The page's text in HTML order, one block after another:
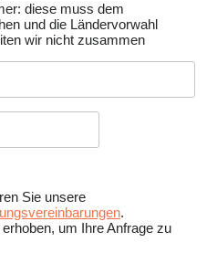
diese muss dem
und die Ländervorwahl
wir nicht zusammen
Sie unsere
.
um Ihre Anfrage zu